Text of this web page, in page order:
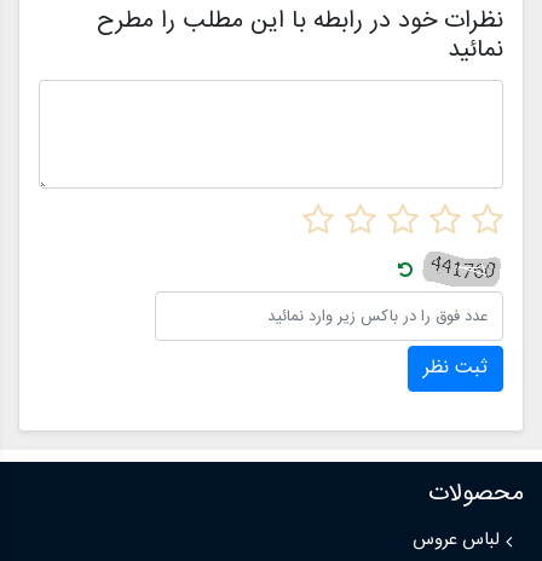
نظرات خود در رابطه با این مطلب را مطرح
نمائید
ثبت نظر
محصولات
لباس عروس